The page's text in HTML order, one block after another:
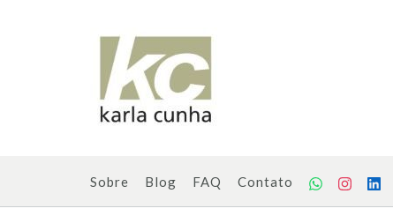
Sobre Blog FAQ Contato